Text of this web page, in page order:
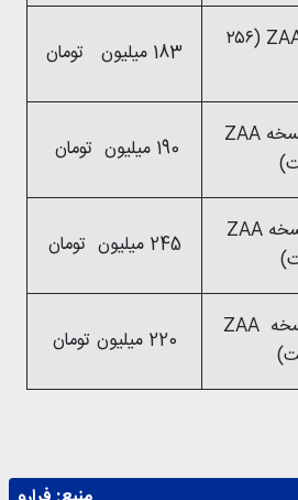
آیفون ۱۶ پرو نسخه ZAA (۲۵۶
183 میلیون تومان
آیفون ۱۶ پرو مکس نسخه ZAA
190 میلیون تومان
245 میلیون تومان
آیفون 17 پرومکس نسخه ZAA
220 میلیون تومان